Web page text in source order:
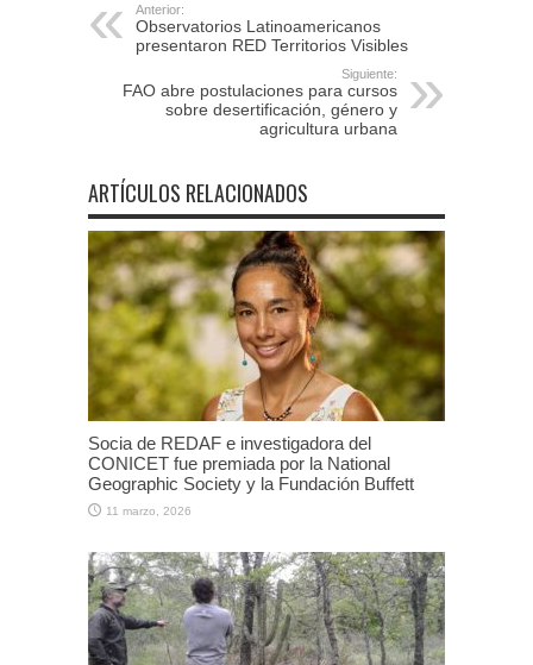
Anterior:
Observatorios Latinoamericanos
presentaron RED Territorios Visibles
Siguiente:
FAO abre postulaciones para cursos
sobre desertificación, género y
agricultura urbana
ARTÍCULOS RELACIONADOS
Socia de REDAF e investigadora del
CONICET fue premiada por la National
Geographic Society y la Fundación Buffett
11 marzo, 2026